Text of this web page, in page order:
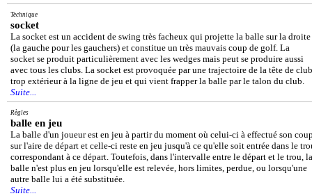
Technique
socket
La socket est un accident de swing très facheux qui projette la balle sur la droite
(la gauche pour les gauchers) et constitue un très mauvais coup de golf. La
socket se produit particulièrement avec les wedges mais peut se produire aussi
avec tous les clubs. La socket est provoquée par une trajectoire de la tête de club
trop extérieur à la ligne de jeu et qui vient frapper la balle par le talon du club.
Suite...
Règles
balle en jeu
La balle d'un joueur est en jeu à partir du moment où celui-ci à effectué son
sur l'aire de départ et celle-ci reste en jeu jusqu'à ce qu'elle soit entrée dans le
correspondant à ce départ. Toutefois, dans l'intervalle entre le départ et le trou, la
balle n'est plus en jeu lorsqu'elle est relevée, hors limites, perdue, ou lorsqu'une
autre balle lui a été substituée.
Suite...